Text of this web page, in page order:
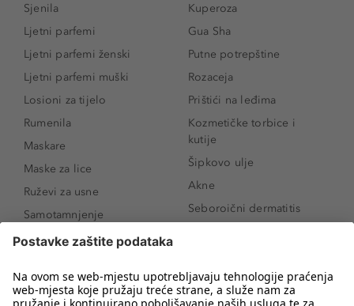
Sjenila
Ljetni parfemi
Ljetni parfemi ženski
Ljetni parfemi muški
Losioni za tijelo
Rumenila
Maskare
Maske za lice
Ruževi za usne
Samotamnjenje
Puderi
Proizvodi za obrve
Kuperoza
Gua Sha
Putne potrepštine
Rozaceja
Prištići na leđima
Kozmetičke torbice i
kutije
Šipkovo ulje
Akne
Seboroični dermatitis
Novo
Koji mi parfem